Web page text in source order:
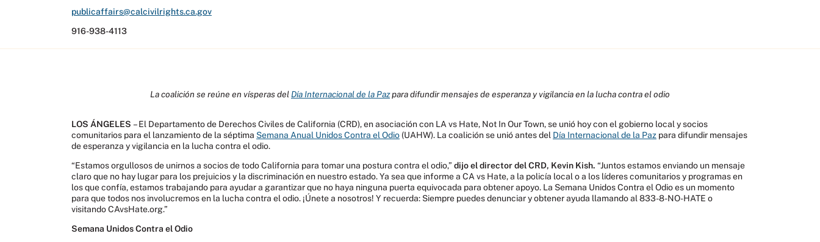
publicaffairs@calcivilrights.ca.gov
916-938-4113
La coalición se reúne en vísperas del Día Internacional de la Pazpara difundir mensajes de esperanza y vigilancia en la lucha contra el odio
LOS ÁNGELES – El Departamento de Derechos Civiles de California (CRD), en asociación con LA vs Hate, Not In Our Town, se unió hoy con el gobierno local y socios
comunitarios para el lanzamiento de la séptima Semana Anual Unidos Contra el Odio (UAHW). La coalición se unió antes del Día Internacional de la Paz para difundir mensajes
de esperanza y vigilancia en la lucha contra el odio.
“Estamos orgullosos de unirnos a socios de todo California para tomar una postura contra el odio,” dijo el director del CRD, Kevin Kish. “Juntos estamos enviando un mensaje
claro que no hay lugar para los prejuicios y la discriminación en nuestro estado. Ya sea que informe a CA vs Hate, a la policía local o a los líderes comunitarios y programas en
los que confía, estamos trabajando para ayudar a garantizar que no haya ninguna puerta equivocada para obtener apoyo. La Semana Unidos Contra el Odio es un momento
para que todos nos involucremos en la lucha contra el odio. ¡Únete a nosotros! Y recuerda: Siempre puedes denunciar y obtener ayuda llamando al 833-8-NO-HATE o
visitando CAvsHate.org.”
Semana Unidos Contra el Odio